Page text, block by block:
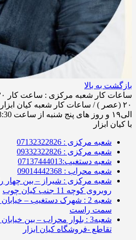
بازگشت به بالا
الی۱۹ و روز های پنج شنبه از ساعت 8:30 الی 13:30
با کیان ابزار
شعبه مرکزی : 07132322826
شعبه مرکزی : 09332322826
شعبه دستغیب:07137444013
شعبه محراب : 09014442368
شعبه مرکزی : شیراز – بین چهار
روبروی کوچه 11 جنب کیان چوب
سمت راست
شعبه3 : بلوار محراب – بین
تقاطع -فروشگاه کیان ابزار